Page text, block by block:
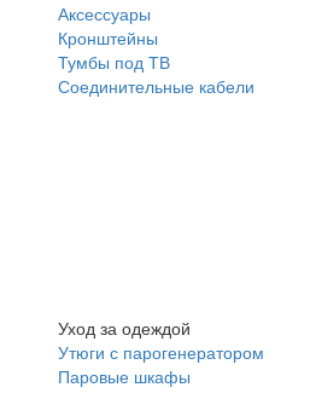
Аксессуары
Кронштейны
Тумбы под ТВ
Соединительные кабели
Уход за одеждой
Утюги с парогенератором
Паровые шкафы